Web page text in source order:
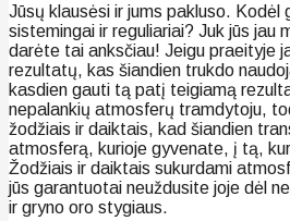
Jūsų klausėsi ir jums pakluso. Kodėl
sistemingai ir reguliariai? Juk jūs jau
darėte tai anksčiau! Jeigu praeityje
rezultatų, kas šiandien trukdo
kasdien gauti tą patį teigiamą
nepalankių atmosferų tramdytoju,
žodžiais ir daiktais, kad šiandien
atmosferą, kurioje gyvenate, į tą,
Žodžiais ir daiktais sukurdami
jūs garantuotai neuždusite joje dėl
ir gryno oro stygiaus.